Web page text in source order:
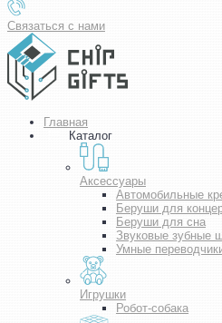
Связаться с нами
Главная
Каталог
Аксессуары
Автомобильные
Беруши для
Беруши для сна
Звуковые зубные
Умные
Игрушки
Робот-собака